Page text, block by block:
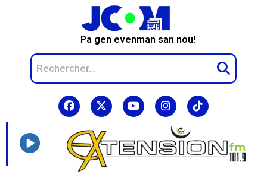
Pa gen evenman san nou!